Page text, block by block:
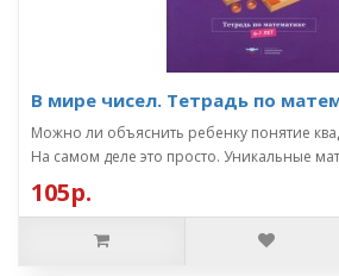
В мире чисел. Тетрадь по
Можно ли объяснить ребенку понятие
На самом деле это просто. Уникальные
105р.